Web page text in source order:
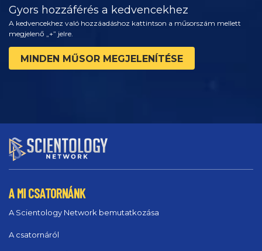
Gyors hozzáférés a kedvencekhez
A kedvencekhez való hozzáadáshoz kattintson a műsorszám mellett
megjelenő „+” jelre.
MINDEN MŰSOR MEGJELENÍTÉSE
A MI CSATORNÁNK
A Scientology Network bemutatkozása
A csatornáról